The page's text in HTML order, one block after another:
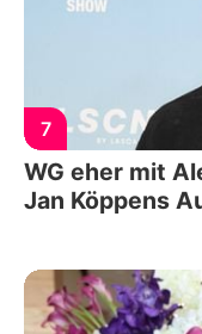
7
WG eher mit
Jan Köppens